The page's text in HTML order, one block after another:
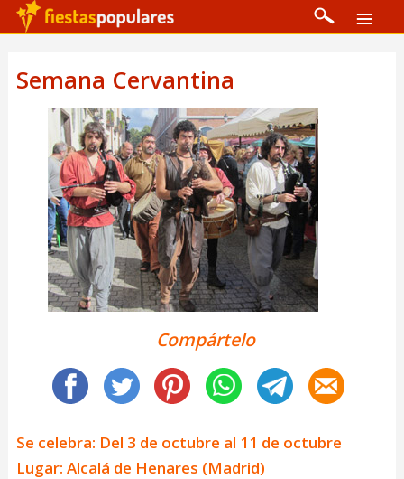
Semana Cervantina
Compártelo
Se celebra: Del 3 de octubre al 11 de octubre
Lugar: Alcalá de Henares (Madrid)